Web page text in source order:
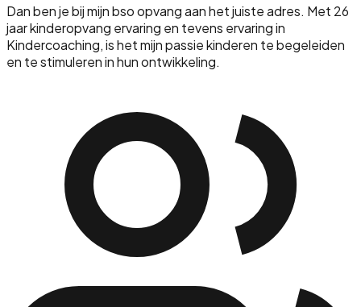
Dan ben je bij mijn bso opvang aan het juiste adres. Met 26
jaar kinderopvang ervaring en tevens ervaring in
Kindercoaching, is het mijn passie kinderen te begeleiden
en te stimuleren in hun ontwikkeling.